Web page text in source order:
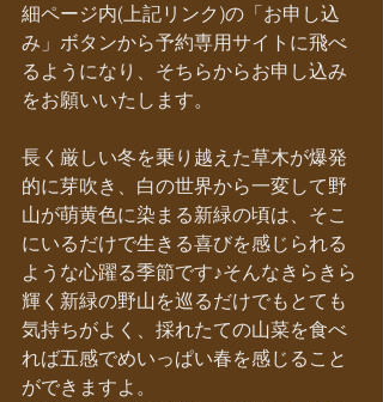
細ページ内(上記リンク)の「お申し込
み」ボタンから予約専用サイトに飛べ
るようになり、そちらからお申し込み
をお願いいたします。
長く厳しい冬を乗り越えた草木が爆発
的に芽吹き、白の世界から一変して野
山が萌黄色に染まる新緑の頃は、そこ
にいるだけで生きる喜びを感じられる
ような心躍る季節です♪そんなきらきら
輝く新緑の野山を巡るだけでもとても
気持ちがよく、採れたての山菜を食べ
れば五感でめいっぱい春を感じること
ができますよ。